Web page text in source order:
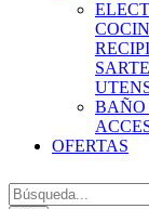
BAÑO
OFERTAS